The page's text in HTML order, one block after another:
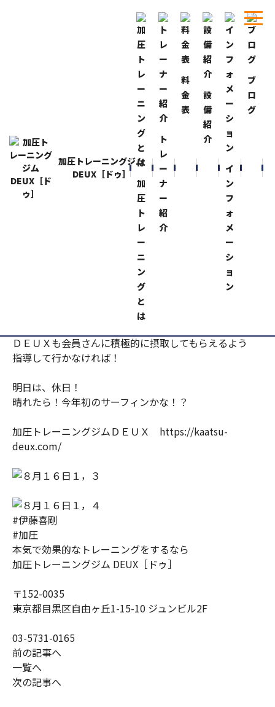
加圧トレーニングジム
DEUX［ドゥ］
加
圧
ト
レ
ー
ニ
ン
グ
と
は
ト
レ
ー
ナ
ー
紹
介
料
金
表
設
備
紹
介
イ
ン
フ
ォ
メ
ー
シ
ョ
ン
ブ
ロ
グ
ちょっと早めに！
2014-8-16
昨日は、ちょっと早めに仕事を終えて
いつも行っているジムの姉妹店の方で
トレーニングして来ました！
ジムの中は、外国人だらけ！！
日本人は、お盆で里帰り？旅行？
いろいろな場所にタンパク質！プロティンの
話しが掲示されていました！
ＤＥＵＸも会員さんに積極的に摂取してもらえるよう
指導して行かなければ！
明日は、休日！
晴れたら！今年初のサーフィンかな！？
加圧トレーニングジムＤＥＵＸ https://kaatsu-
deux.com/
#伊藤喜剛
#加圧
本気で効果的なトレーニングをするなら
加圧トレーニングジム DEUX［ドゥ］
〒152-0035
東京都目黒区自由ヶ丘1-15-10 ジュンビル2F
03-5731-0165
前の記事へ
一覧へ
次の記事へ